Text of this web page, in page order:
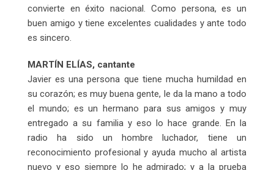
convierte en éxito nacional. Como persona, es un
buen amigo y tiene excelentes cualidades y ante todo
es sincero.
MARTÍN ELÍAS, cantante
Javier es una persona que tiene mucha humildad en
su corazón; es muy buena gente, le da la mano a todo
el mundo; es un hermano para sus amigos y muy
entregado a su familia y eso lo hace grande. En la
radio ha sido un hombre luchador, tiene un
reconocimiento profesional y ayuda mucho al artista
nuevo y eso siempre lo he admirado; y a la prueba